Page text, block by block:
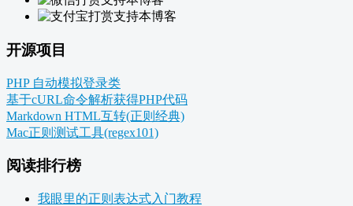
开源项目
PHP 自动模拟登录类
基于cURL命令解析获得PHP代码
Markdown HTML互转(正则经典)
Mac正则测试工具(regex101)
阅读排行榜
我眼里的正则表达式入门教程